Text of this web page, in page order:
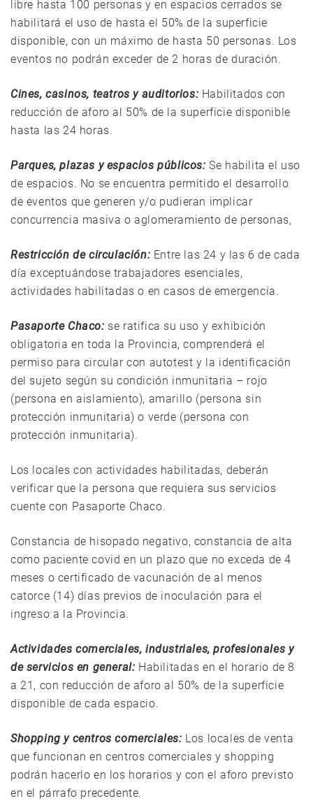
libre hasta 100 personas y en espacios cerrados se
habilitará el uso de hasta el 50% de la superficie
disponible, con un máximo de hasta 50 personas. Los
eventos no podrán exceder de 2 horas de duración.
Cines, casinos, teatros y auditorios: Habilitados con
reducción de aforo al 50% de la superficie disponible
hasta las 24 horas.
Parques, plazas y espacios públicos: Se habilita el uso
de espacios. No se encuentra permitido el desarrollo
de eventos que generen y/o pudieran implicar
concurrencia masiva o aglomeramiento de personas,
Restricción de circulación: Entre las 24 y las 6 de cada
día exceptuándose trabajadores esenciales,
actividades habilitadas o en casos de emergencia.
Pasaporte Chaco: se ratifica su uso y exhibición
obligatoria en toda la Provincia, comprenderá el
permiso para circular con autotest y la identificación
del sujeto según su condición inmunitaria – rojo
(persona en aislamiento), amarillo (persona sin
protección inmunitaria) o verde (persona con
protección inmunitaria).
Los locales con actividades habilitadas, deberán
verificar que la persona que requiera sus servicios
cuente con Pasaporte Chaco.
Constancia de hisopado negativo, constancia de alta
como paciente covid en un plazo que no exceda de 4
meses o certificado de vacunación de al menos
catorce (14) días previos de inoculación para el
ingreso a la Provincia.
Actividades comerciales, industriales, profesionales y
de servicios en general: Habilitadas en el horario de 8
a 21, con reducción de aforo al 50% de la superficie
disponible de cada espacio.
Shopping y centros comerciales: Los locales de venta
que funcionan en centros comerciales y shopping
podrán hacerlo en los horarios y con el aforo previsto
en el párrafo precedente.